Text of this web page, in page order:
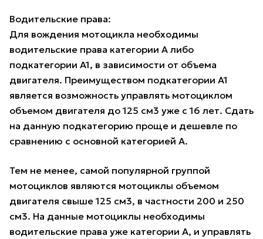
Водительские права:
Для вождения мотоцикла необходимы
водительские права категории A либо
подкатегории A1, в зависимости от объема
двигателя. Преимуществом подкатегории A1
является возможность управлять мотоциклом
объемом двигателя до 125 см3 уже с 16 лет. Сдать
на данную подкатегорию проще и дешевле по
сравнению с основной категорией A.
Тем не менее, самой популярной группой
мотоциклов являются мотоциклы объемом
двигателя свыше 125 см3, в частности 200 и 250
см3. На данные мотоциклы необходимы
водительские права уже категории A, и управлять